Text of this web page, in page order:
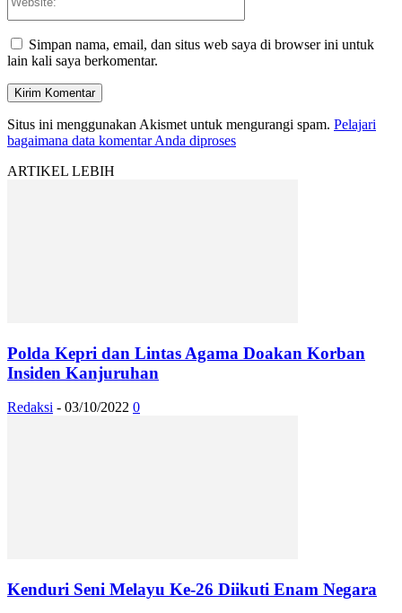
Simpan nama, email, dan situs web saya di browser ini untuk
lain kali saya berkomentar.
Situs ini menggunakan Akismet untuk mengurangi spam. Pelajari
bagaimana data komentar Anda diproses
ARTIKEL LEBIH
Polda Kepri dan Lintas Agama Doakan Korban
Insiden Kanjuruhan
Redaksi - 03/10/2022 0
Kenduri Seni Melayu Ke-26 Diikuti Enam Negara